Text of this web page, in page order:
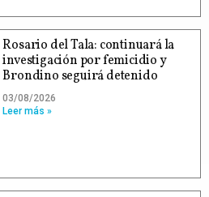
Rosario del Tala: continuará la
investigación por femicidio y
Brondino seguirá detenido
03/08/2026
Leer más »